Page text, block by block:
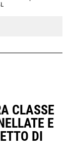
CLASSE
E
DI